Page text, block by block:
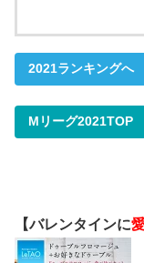
2021ランキングへ
Mリーグ2021TOP
【バレンタインに